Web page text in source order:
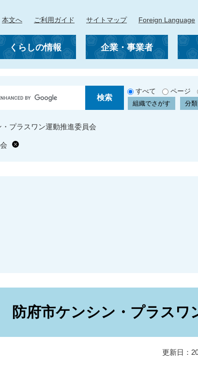
本文へ ご利用ガイド サイトマップ Foreign Language
くらしの情報 企業・事業者
すべて ページ
組織でさがす 分
プラスワン運動推進委員会
防府市ケンシン・プラスワ
更新日：